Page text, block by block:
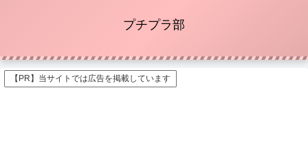
プチプラ部
【PR】当サイトでは広告を掲載しています